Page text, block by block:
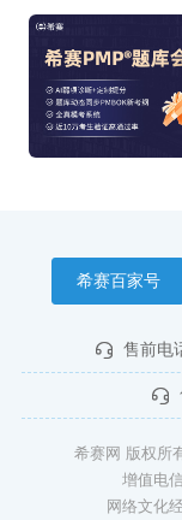
希赛百家号
售前电
希赛网 版权
增值电
网络文化